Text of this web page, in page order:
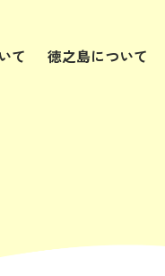
て 徳之島について